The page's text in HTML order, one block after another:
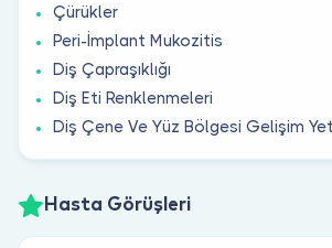
Çürükler
Peri-İmplant Mukozitis
Diş Çapraşıklığı
Diş Eti Renklenmeleri
Diş Çene Ve Yüz Bölgesi Gelişim
Hasta Görüşleri